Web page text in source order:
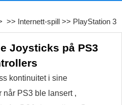
>> Internett-spill >> PlayStation 3
Joysticks på PS3
kontinuitet i sine
når PS3 ble lansert ,